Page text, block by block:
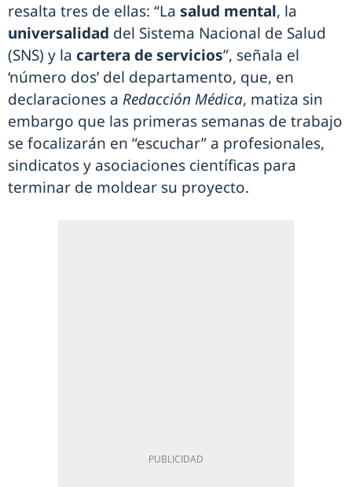
resalta tres de ellas: “La salud mental, la
universalidad del Sistema Nacional de Salud
(SNS) y la cartera de servicios”, señala el
‘número dos’ del departamento, que, en
declaraciones a Redacción Médica, matiza sin
embargo que las primeras semanas de trabajo
se focalizarán en “escuchar” a profesionales,
sindicatos y asociaciones científicas para
terminar de moldear su proyecto.